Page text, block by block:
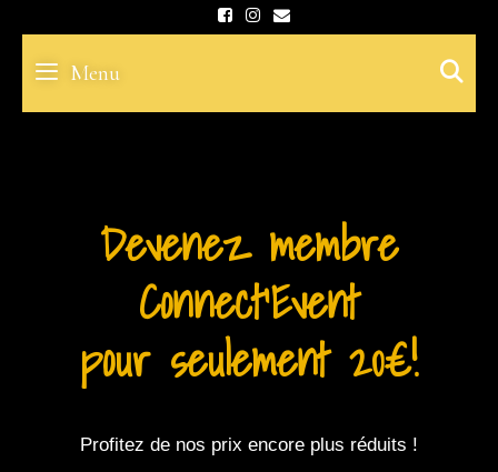
contentMenu
Devenez membre
Connect'Event
pour seulement 20€!
Profitez de nos prix encore plus réduits !